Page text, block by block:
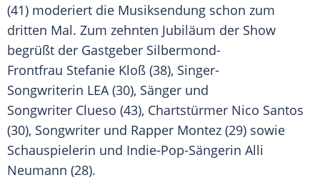
(41) moderiert die Musiksendung schon zum
dritten Mal. Zum zehnten Jubiläum der Show
begrüßt der Gastgeber Silbermond-
Frontfrau Stefanie Kloß (38), Singer-
Songwriterin LEA (30), Sänger und
Songwriter Clueso (43), Chartstürmer Nico Santos
(30), Songwriter und Rapper Montez (29) sowie
Schauspielerin und Indie-Pop-Sängerin Alli
Neumann (28).